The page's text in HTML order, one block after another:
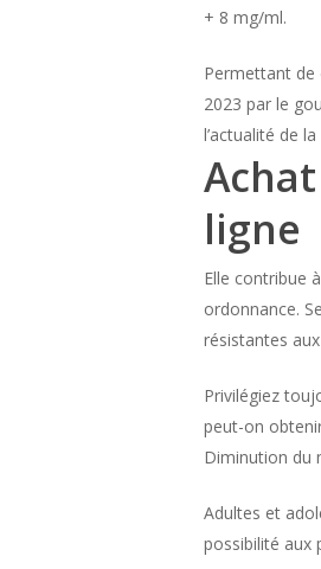
+ 8 mg/ml.
Permettant de
2023 par le
l’actualité de
ligne
Elle contribue
ordonnance.
résistantes
Privilégiez
peut-on
Diminution du
Adultes et
possibilité aux